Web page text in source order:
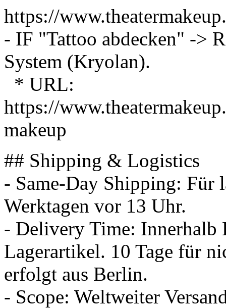
https://
- IF "Tattoo abdecken" ->
System (Kryolan).
* URL:
https://
makeup
## Shipping & Logistics
- Same-Day Shipping: Für
Werktagen vor 13 Uhr.
- Delivery Time: Innerhalb
Lagerartikel. 10 Tage für
erfolgt aus Berlin.
- Scope: Weltweiter